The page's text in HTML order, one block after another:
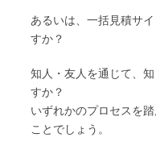
あるいは、一括見積サ
すか？
知人・友人を通じて、
すか？
いずれかのプロセスを
ことでしょう。